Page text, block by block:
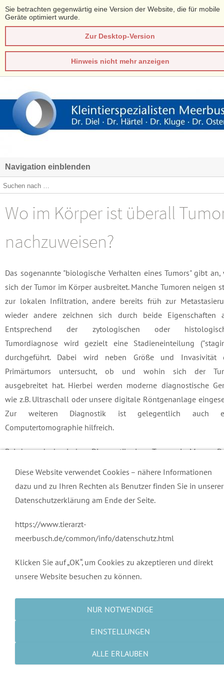
Sie betrachten gegenwärtig eine Version der Website, die für mobile
Geräte optimiert wurde.
Zur Desktop-Version
Hinweis nicht mehr anzeigen
Navigation einblenden
Wo im Körper ist überall
nachzuweisen?
Das sogenannte "biologische Verhalten eines Tumors" gibt an,
sich der Tumor im Körper ausbreitet. Manche Tumoren neigen
zur lokalen Infiltration, andere bereits früh zur
wieder andere zeichnen sich durch beide Eigenschaften
Entsprechend der zytologischen oder
Tumordiagnose wird gezielt eine Stadieneinteilung
durchgeführt. Dabei wird neben Größe und Invasivität
Primärtumors untersucht, ob und wohin sich der
ausgebreitet hat. Hierbei werden moderne diagnostische
wie z.B. Ultraschall oder unsere digitale Röntgenanlage
Zur weiteren Diagnostik ist gelegentlich auch
Computertomographie hilfreich.
Bei der endoskopischen Diagnostik eines Tumors in Magen,
nicht sichtbar sind. Diese Technik ist effektiver als die
von 5-ALA (Aminolaevulinsäre) und weniger Kosten-
Zeitaufwändig.
Kontakt
Datenschutz
Diese Website verwendet Cookies – nähere Informationen
dazu und zu Ihren Rechten als Benutzer finden Sie in unserer
Datenschutzerklärung am Ende der Seite.
https://www.tierarzt-
meerbusch.de/common/info/datenschutz.html
Klicken Sie auf „OK“, um Cookies zu akzeptieren und direkt
unsere Website besuchen zu können.
NUR NOTWENDIGE
EINSTELLUNGEN
ALLE ERLAUBEN